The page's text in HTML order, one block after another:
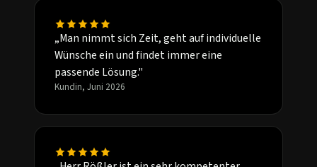
„Man nimmt sich Zeit, geht auf individuelle
Wünsche ein und findet immer eine
passende Lösung."
Kundin, Juni 2026